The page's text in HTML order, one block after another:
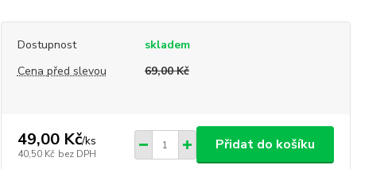
Dostupnost
skladem
Cena před slevou
69,00 Kč
49,00 Kč/ks
40,50 Kč bez DPH
Přidat do košíku